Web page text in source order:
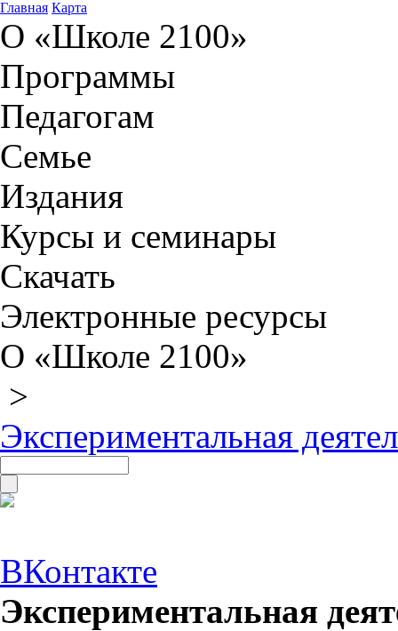
Главная Карта
О «Школе 2100»
Программы
Педагогам
Семье
Издания
Курсы и семинары
Скачать
Электронные ресурсы
О «Школе 2100»
>
Экспериментальная
ВКонтакте
Экспериментальная